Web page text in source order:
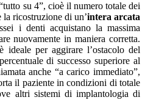
su 4”, cioè il numero totale dei
la ricostruzione di un’intera arcata
i denti acquistano la massima
nuovamente in maniera corretta.
ideale per aggirare l’ostacolo del
di successo superiore al
anche “a carico immediato”,
il paziente in condizioni di totale
altri sistemi di implantologia di